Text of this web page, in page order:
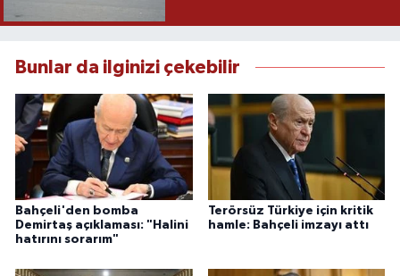
Bunlar da ilginizi çekebilir
Bahçeli'den bomba
Demirtaş açıklaması: "Halini
hatırını sorarım"
Terörsüz Türkiye için kritik
hamle: Bahçeli imzayı attı